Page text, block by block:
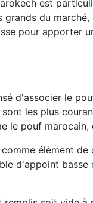
est
du
pour apporter
d'associer le
les plus
le pouf
élèment
d'appoint basse